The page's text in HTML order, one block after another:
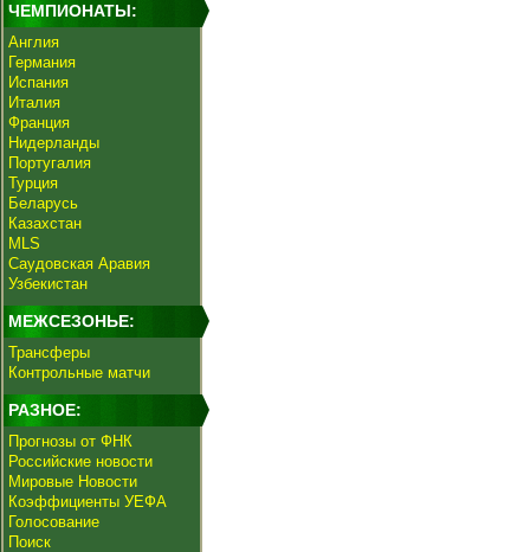
ЧЕМПИОНАТЫ:
Англия
Германия
Испания
Италия
Франция
Нидерланды
Португалия
Турция
Беларусь
Казахстан
MLS
Саудовская Аравия
Узбекистан
МЕЖСЕЗОНЬЕ:
Трансферы
Контрольные матчи
РАЗНОЕ:
Прогнозы от ФНК
Российские новости
Мировые Новости
Коэффициенты УЕФА
Голосование
Поиск